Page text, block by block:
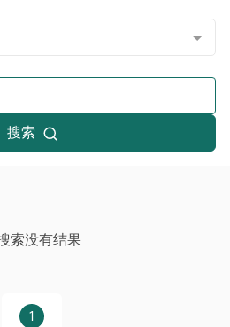
搜索
索没有结果
1